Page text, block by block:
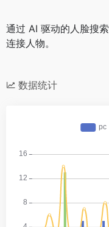
通过 AI 驱动的人脸搜
连接人物。
数据统计